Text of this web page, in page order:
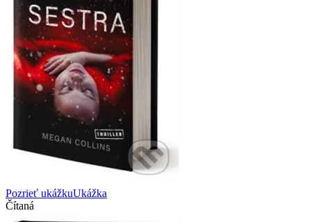
Pozrieť ukážkuUkážka
Čítaná